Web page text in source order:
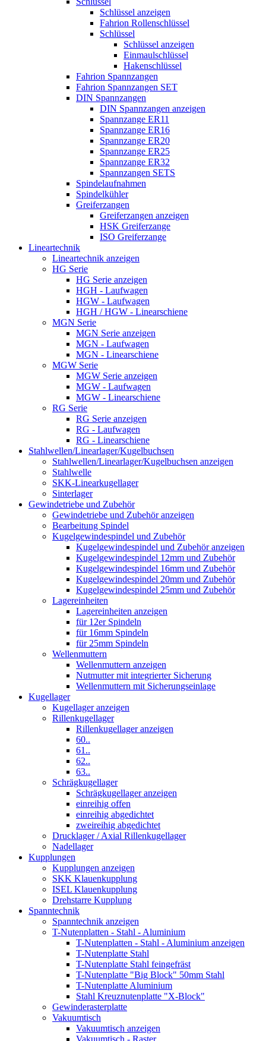
Schlüssel anzeigen
Fahrion Rollenschlüssel
Schlüssel
Schlüssel anzeigen
Einmaulschlüssel
Hakenschlüssel
Fahrion Spannzangen
Fahrion Spannzangen SET
DIN Spannzangen
DIN Spannzangen anzeigen
Spannzange ER11
Spannzange ER16
Spannzange ER20
Spannzange ER25
Spannzange ER32
Spannzangen SETS
Spindelaufnahmen
Spindelkühler
Greiferzangen
Greiferzangen anzeigen
HSK Greiferzange
ISO Greiferzange
Lineartechnik
Lineartechnik anzeigen
HG Serie
HG Serie anzeigen
HGH - Laufwagen
HGW - Laufwagen
HGH / HGW - Linearschiene
MGN Serie
MGN Serie anzeigen
MGN - Laufwagen
MGN - Linearschiene
MGW Serie
MGW Serie anzeigen
MGW - Laufwagen
MGW - Linearschiene
RG Serie
RG Serie anzeigen
RG - Laufwagen
RG - Linearschiene
Stahlwellen/Linearlager/Kugelbuchsen
Stahlwellen/Linearlager/Kugelbuchsen anzeigen
Stahlwelle
SKK-Linearkugellager
Sinterlager
Gewindetriebe und Zubehör
Gewindetriebe und Zubehör anzeigen
Bearbeitung Spindel
Kugelgewindespindel und Zubehör
Kugelgewindespindel und Zubehör anzeigen
Kugelgewindespindel 12mm und Zubehör
Kugelgewindespindel 16mm und Zubehör
Kugelgewindespindel 20mm und Zubehör
Kugelgewindespindel 25mm und Zubehör
Lagereinheiten
Lagereinheiten anzeigen
für 12er Spindeln
für 16mm Spindeln
für 25mm Spindeln
Wellenmuttern
Wellenmuttern anzeigen
Nutmutter mit integrierter Sicherung
Wellenmuttern mit Sicherungseinlage
Kugellager
Kugellager anzeigen
Rillenkugellager
Rillenkugellager anzeigen
60..
61..
62..
63..
Schrägkugellager
Schrägkugellager anzeigen
einreihig offen
einreihig abgedichtet
zweireihig abgedichtet
Drucklager / Axial Rillenkugellager
Nadellager
Kupplungen
Kupplungen anzeigen
SKK Klauenkupplung
ISEL Klauenkupplung
Drehstarre Kupplung
Spanntechnik
Spanntechnik anzeigen
T-Nutenplatten - Stahl - Aluminium
T-Nutenplatten - Stahl - Aluminium anzeigen
T-Nutenplatte Stahl
T-Nutenplatte Stahl feingefräst
T-Nutenplatte "Big Block" 50mm Stahl
T-Nutenplatte Aluminium
Stahl Kreuznutenplatte "X-Block"
Gewinderasterplatte
Vakuumtisch
Vakuumtisch anzeigen
Vakuumtisch - Raster